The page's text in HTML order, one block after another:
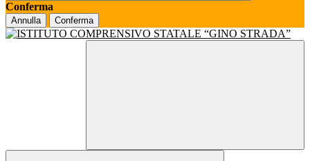
Conferma
Annulla Conferma